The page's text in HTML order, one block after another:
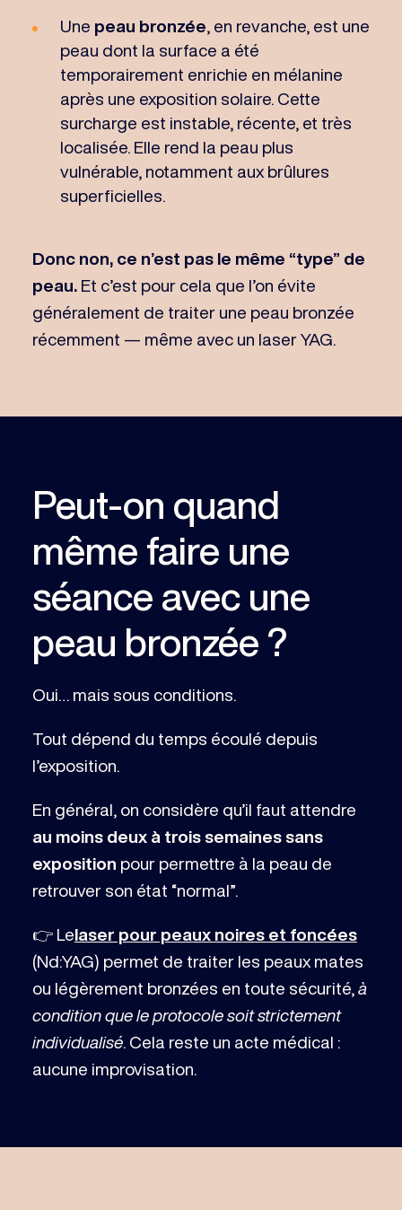
Une peau bronzée , en revanche, est une
peau dont la surface a été
temporairement enrichie en mélanine
après une exposition solaire. Cette
surcharge est instable, récente, et très
localisée. Elle rend la peau plus
vulnérable, notamment aux brûlures
superficielles.
Donc non, ce n’est pas le même “type” de
peau. Et c’est pour cela que l’on évite
généralement de traiter une peau bronzée
récemment — même avec un laser YAG.
Peut-on quand
même faire une
séance avec une
peau bronzée ?
Oui… mais sous conditions.
Tout dépend du temps écoulé depuis
l’exposition.
En général, on considère qu’il faut attendre
au moins deux à trois semaines sans
exposition pour permettre à la peau de
retrouver son état “normal”.
👉 Lelaser pour peaux noires et foncées
(Nd:YAG) permet de traiter les peaux mates
ou légèrement bronzées en toute sécurité, à
condition que le protocole soit strictement
individualisé. Cela reste un acte médical :
aucune improvisation.